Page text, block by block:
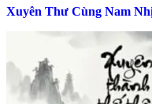
Xuyên Thư Cùng Nam